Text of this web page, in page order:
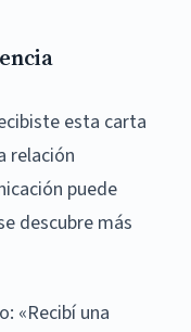
esta carta
relación
puede
descubre más
«Recibí una